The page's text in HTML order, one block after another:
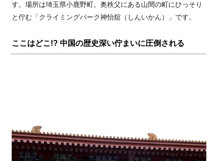
す。場所は埼玉県小鹿野町。奥秩父にある山間の町にひっそり
と佇む「クライミングパーク神怡舘（しんいかん）」です。
ここはどこ!? 中国の歴史深い佇まいに圧倒される